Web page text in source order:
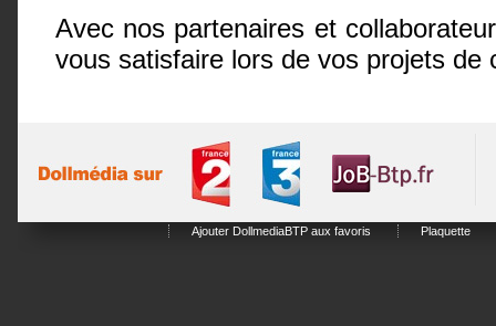
Avec nos partenaires et
vous satisfaire lors de vos projets de
Ajouter DollmediaBTP aux favoris Plaquette